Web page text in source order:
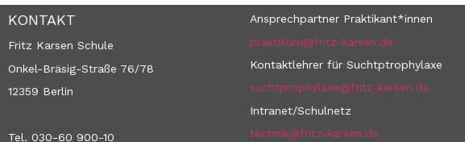
KONTAKT
Fritz Karsen Schule
Onkel-Bräsig-Straße 76/78
12359 Berlin
Tel. 030-60 900-10
Ansprechpartner Praktikant*innen
praktikum@fritz-karsen.de
Kontaktlehrer für Suchtptrophylaxe
suchtprophylaxe@fritz-karsen.de
Intranet/Schulnetz
technik@fritz-karsen.de